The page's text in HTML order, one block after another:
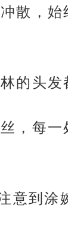
散，
的头发
每一
意到